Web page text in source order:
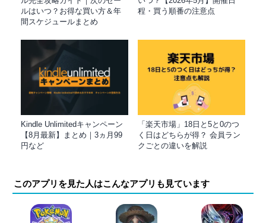
ルはいつ？お得な買い方＆年
間スケジュールまとめ
程・買う順番の注意点
Kindle Unlimitedキャンペーン
【8月最新】まとめ｜3ヵ月99
円など
「楽天市場」18日と5と0のつ
く日はどちらが得？ 会員ラン
クごとの違いを解説
このアプリを見た人はこんなアプリも見ています